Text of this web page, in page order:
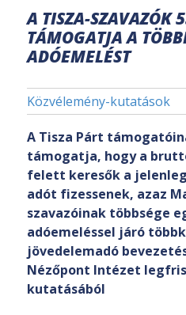
A TISZA-SZAVAZÓK
TÁMOGATJA A
ADÓEMELÉST
Közvélemény-kutatások
A Tisza Párt
támogatja, hogy a
felett keresők a
adót fizessenek, azaz
szavazóinak többsége
adóemeléssel járó
jövedelemadó
Nézőpont Intézet
kutatásából